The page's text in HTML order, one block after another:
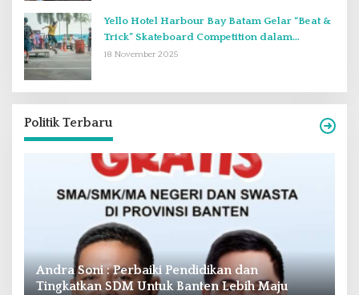
Yello Hotel Harbour Bay Batam Gelar “Beat &
Trick” Skateboard Competition dalam
Perayaan Anniversary ke-2
18 November 2025
Politik Terbaru
Andra Soni : Perbaiki Pendidikan dan
Tingkatkan SDM Untuk Banten Lebih Maju